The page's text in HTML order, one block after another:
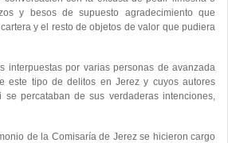
y besos de supuesto agradecimiento que
y el resto de objetos de valor que pudiera
por varias personas de avanzada
este tipo de delitos en Jerez y cuyos autores
percataban de sus verdaderas intenciones,
de la Comisaría de Jerez se hicieron cargo